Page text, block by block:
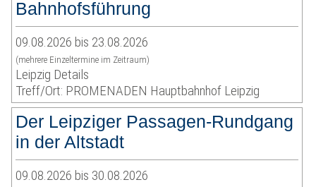
Bahnhofsführung
09.08.2026 bis 23.08.2026
(mehrere Einzeltermine im Zeitraum)
Leipzig Details
Treff/Ort: PROMENADEN Hauptbahnhof Leipzig
Der Leipziger Passagen-Rundgang
in der Altstadt
09.08.2026 bis 30.08.2026